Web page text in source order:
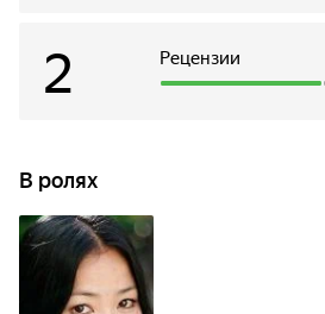
Рецензии
2
В ролях